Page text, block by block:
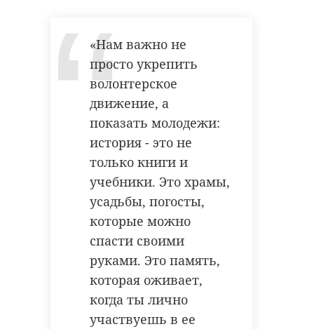
«Нам важно не
просто укрепить
волонтерское
движение, а
показать молодежи:
история - это не
только книги и
учебники. Это храмы,
усадьбы, погосты,
которые можно
спасти своими
руками. Это память,
которая оживает,
когда ты лично
участвуешь в ее